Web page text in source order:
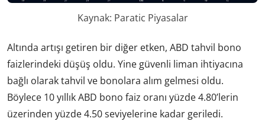
Kaynak: Paratic Piyasalar
Altında artışı getiren bir diğer etken, ABD tahvil bono
faizlerindeki düşüş oldu. Yine güvenli liman ihtiyacına
bağlı olarak tahvil ve bonolara alım gelmesi oldu.
Böylece 10 yıllık ABD bono faiz oranı yüzde 4.80’lerin
üzerinden yüzde 4.50 seviyelerine kadar geriledi.